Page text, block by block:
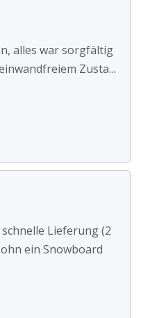
alles war sorgfältig
Zusta...
Lieferung (2
ein Snowboard